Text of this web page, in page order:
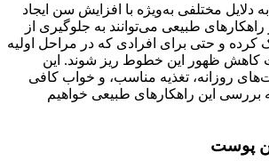
مختلفی به‌ویژه با افزایش سن ایجاد
طبیعی می‌توانند به جلوگیری از
کرده و حتی برای افرادی که در مراحل اولیه
کاهش ظهور این خطوط ریز شوند. این
روزانه، تغذیه مناسب، و خواب کافی
بررسی این راهکارهای طبیعی خواهیم
پوست